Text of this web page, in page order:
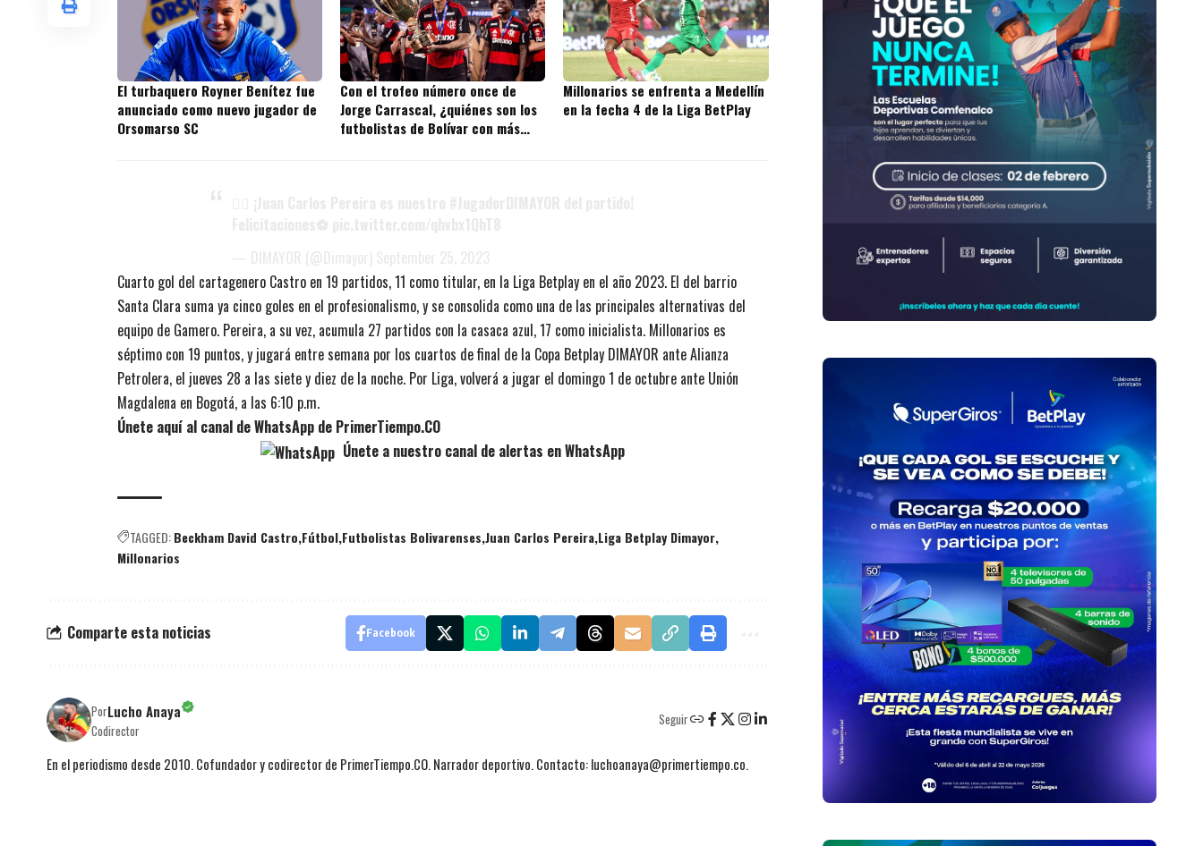
El turbaquero Royner Benítez fue
anunciado como nuevo jugador de
Orsomarso SC
Con el trofeo número once de
Jorge Carrascal, ¿quiénes son los
futbolistas de Bolívar con más
Millonarios se enfrenta a Medellín
en la fecha 4 de la Liga BetPlay
Cuarto gol del cartagenero Castro en 19 partidos, 11 como titular, en la Liga Betplay en el año 2023. El del barrio
Santa Clara suma ya cinco goles en el profesionalismo, y se consolida como una de las principales alternativas del
equipo de Gamero. Pereira, a su vez, acumula 27 partidos con la casaca azul, 17 como inicialista. Millonarios es
séptimo con 19 puntos, y jugará entre semana por los cuartos de final de la Copa Betplay DIMAYOR ante Alianza
Petrolera, el jueves 28 a las siete y diez de la noche. Por Liga, volverá a jugar el domingo 1 de octubre ante Unión
Magdalena en Bogotá, a las 6:10 p.m.
Únete aquí al canal de WhatsApp de PrimerTiempo.CO
Únete a nuestro canal de alertas en WhatsApp
TAGGED:Beckham David Castro Fútbol Futbolistas Bolivarenses Juan Carlos Pereira Liga Betplay Dimayor
Millonarios
Comparte esta noticias Facebook
PorLucho Anaya
Codirector
Seguir
En el periodismo desde 2010. Cofundador y codirector de PrimerTiempo.CO. Narrador deportivo. Contacto: luchoanaya@primertiempo.co.